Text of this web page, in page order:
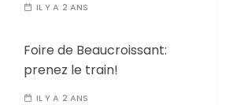
IL Y A 2 ANS
Foire de Beaucroissant:
prenez le train!
IL Y A 2 ANS